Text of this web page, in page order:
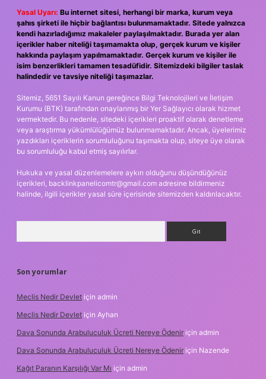
Yasal Uyarı: Bu internet sitesi, herhangi bir marka, kurum veya
şahıs şirketi ile hiçbir bağlantısı bulunmamaktadır. Sitede yalnızca
kendi hazırladığımız makaleler paylaşılmaktadır. Burada yer alan
içerikler haber niteliği taşımamakta olup, gerçek kurum ve kişiler
hakkında paylaşım yapılmamaktadır. Gerçek kurum ve kişiler ile
isim benzerlikleri tamamen tesadüfidir. Sitemizdeki bilgiler taslak
halindedir ve tavsiye niteliği taşımazlar.
Sitemiz, 5651 Sayılı Kanun gereğince Bilgi Teknolojileri ve İletişim
Kurumu (BTK) tarafından onaylanmış bir Yer Sağlayıcı olarak hizmet
vermektedir. Bu nedenle, sitedeki içerikleri proaktif olarak denetleme
veya araştırma yükümlülüğümüz bulunmamaktadır. Ancak, üyelerimiz
yazdıkları içeriklerin sorumluluğunu taşımakta olup, siteye üye olarak
bu sorumluluğu kabul etmiş sayılırlar.
Hukuka ve yasal düzenlemelere aykırı olduğunu düşündüğünüz
içerikleri, backlinkpanelicomtr@gmail.com adresine bildirmeniz
halinde, ilgili içerikler yasal süre içerisinde sitemizden kaldırılacaktır.
Son yorumlar
Meclis Nedir Devlet için admin
Meclis Nedir Devlet için Ayhan
Dava Sonunda Arabuluculuk Ücreti Nereye Ödenir için admin
Dava Sonunda Arabuluculuk Ücreti Nereye Ödenir için Nazende
Kağıt Paranın Karşılığı Var Mı için admin